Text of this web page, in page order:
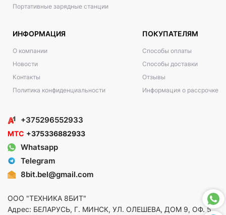
Портативные зарядные станции
ИНФОРМАЦИЯ
О компании
Новости
Контакты
Политика конфиденциальности
ПОКУПАТЕЛЯМ
Способы оплаты
Способы доставки
Отзывы
Информация о рассрочке
+375296552933
МТС +375336882933
Whatsapp
Telegram
8bit.bel@gmail.com
ООО "ТЕХНИКА 8БИТ"
Адрес: БЕЛАРУСЬ, Г. МИНСК, УЛ. ОЛЕШЕВА, ДОМ 9, ОФ. 5,